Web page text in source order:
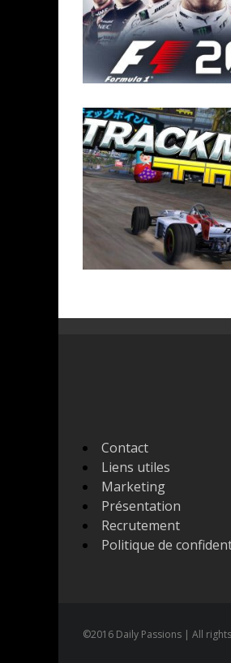
Contact
Liens utiles
Marketing
Présentation
Recrutement
Politique de
©2016 Daily Passions | All